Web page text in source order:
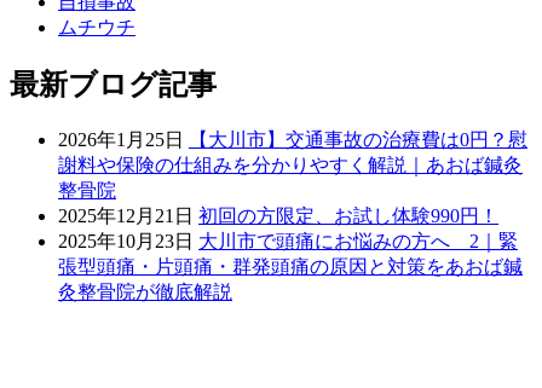
ムチウチ
最新ブログ記事
2026年1月25日
【大川市】交通事故の治療費は0円？慰
謝料や保険の仕組みを分かりやすく解説｜あおば鍼灸
整骨院
2025年12月21日 初回の方限定、お試し体験990円！
2025年10月23日 大川市で頭痛にお悩みの方へ 2｜緊
張型頭痛・片頭痛・群発頭痛の原因と対策をあおば鍼
灸整骨院が徹底解説